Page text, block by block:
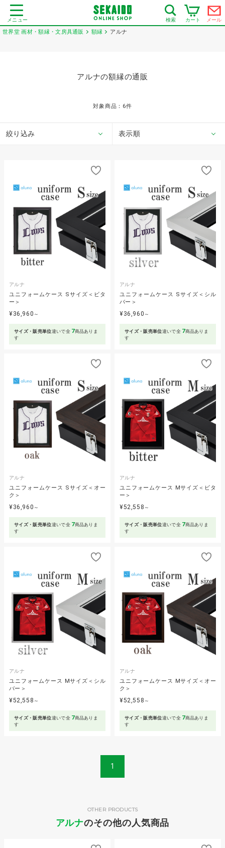
メニュー 検索 カート メール
世界堂 画材・額縁・文房具通販 額縁 アルナ
アルナの額縁の通販
対象商品： 6件
絞り込み 表示順
アルナ
ユニフォームケース Sサイズ＜ビタ
ー＞
¥36,960 ～
サイズ・販売単位違いで全 7商品ありま
す
アルナ
ユニフォームケース Sサイズ＜シル
バー＞
¥36,960 ～
サイズ・販売単位違いで全 7商品ありま
す
アルナ
ユニフォームケース Sサイズ＜オー
ク＞
¥36,960 ～
サイズ・販売単位違いで全 7商品ありま
す
アルナ
ユニフォームケース Mサイズ＜ビタ
ー＞
¥52,558 ～
サイズ・販売単位違いで全 7商品ありま
す
アルナ
ユニフォームケース Mサイズ＜シル
バー＞
¥52,558 ～
サイズ・販売単位違いで全 7商品ありま
す
アルナ
ユニフォームケース Mサイズ＜オー
ク＞
¥52,558 ～
サイズ・販売単位違いで全 7商品ありま
す
1
アルナのその他の人気商品
OTHER PRODUCTS